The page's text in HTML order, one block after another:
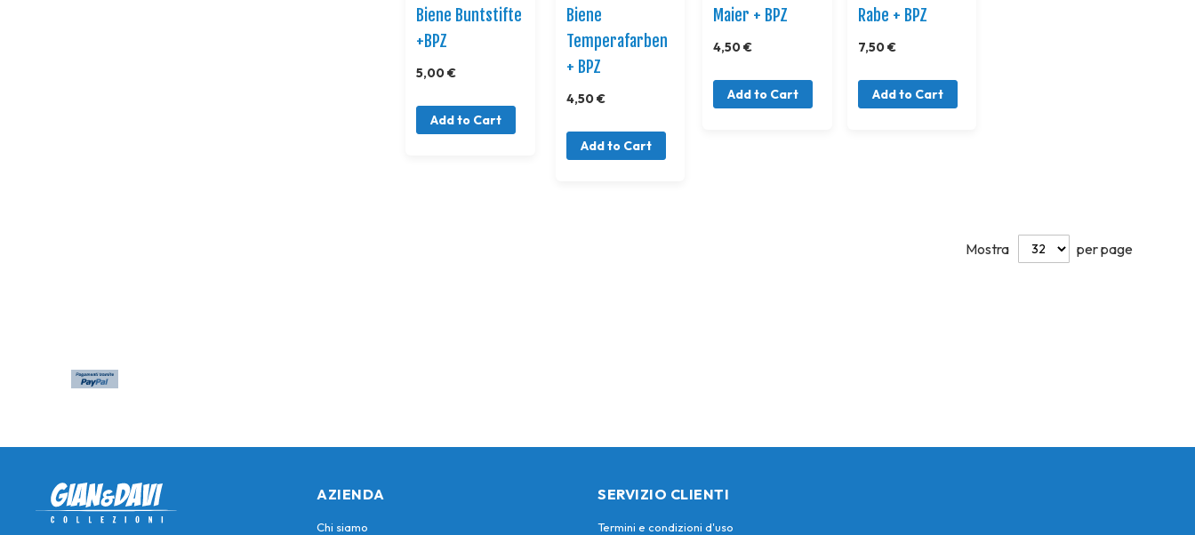
Biene Buntstifte
+BPZ
5,00 €
Add to Cart
Biene
Temperafarben
+ BPZ
4,50 €
Add to Cart
Maier + BPZ
4,50 €
Add to Cart
Rabe + BPZ
7,50 €
Add to Cart
Mostra per page
AZIENDA
Chi siamo
SERVIZIO CLIENTI
Termini e condizioni d'uso